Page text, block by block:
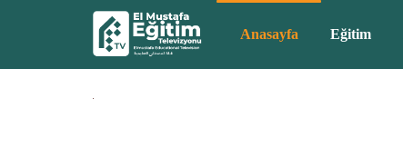
Anasayfa Eğitim